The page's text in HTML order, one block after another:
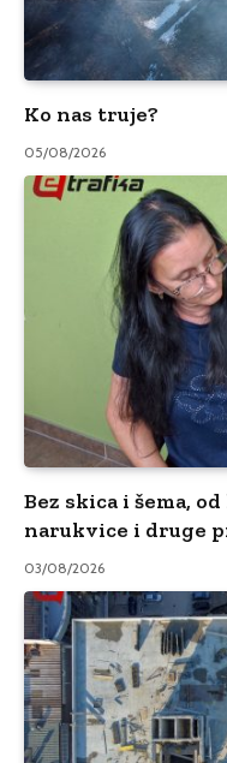
Ko nas truje?
05/08/2026
Bez skica i šema,
narukvice i druge
03/08/2026